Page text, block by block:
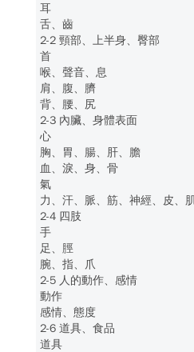
耳
舌、齒
2-2 頸部、上半身、臀部
首
喉、聲音、息
肩、腹、臍
背、腰、尻
2-3 內臟、身體表面
心
胸、胃、腸、肝、膽
血、淚、身、骨
氣
力、汗、脈、筋、神經、皮、
2-4 四肢
手
足、脛
腕、指、爪
2-5 人的動作、感情
動作
感情、態度
2-6 道具、食品
道具